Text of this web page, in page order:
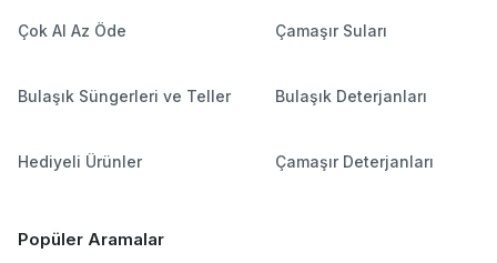
Çok Al Az Öde Çamaşır Suları
Bulaşık Süngerleri ve Teller Bulaşık Deterjanları
Hediyeli Ürünler Çamaşır Deterjanları
Popüler Aramalar